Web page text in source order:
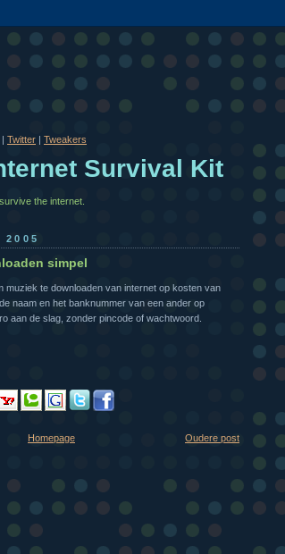
| Twitter | Tweakers
Survival Kit
the internet.
simpel
muziek te downloaden van internet op kosten van
naam en het banknummer van een ander op
aan de slag, zonder pincode of wachtwoord.
Oudere post
Homepage